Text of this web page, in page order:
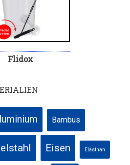
Flidox
Bambus
Eisen Elasthan